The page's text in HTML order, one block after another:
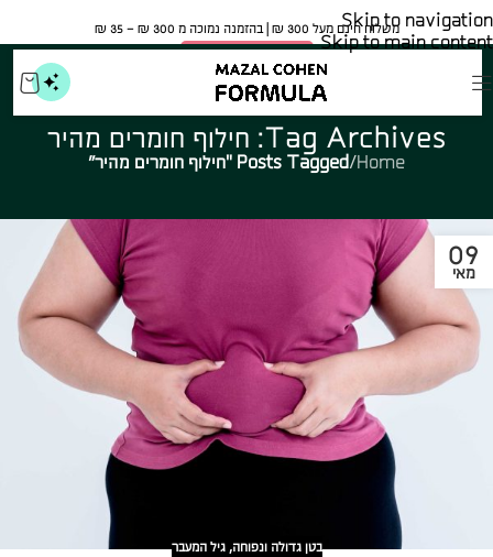
Skip to navigation
Skip to main content
משלוח חינם מעל 300 ₪ | בהזמנה נמוכה מ 300 ₪ – 35 ₪​
🍀 אישור משרד הבריאות
Tag Archives: חילוף חומרים מהיר
Home
/Posts Tagged "חילוף חומרים מהיר"
09
מאי
בטן גדולה ונפוחה,גיל המעבר